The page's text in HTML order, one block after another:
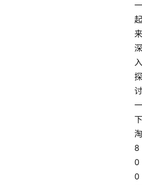
一
起
来
深
入
探
讨
一
下
淘
8
0
0